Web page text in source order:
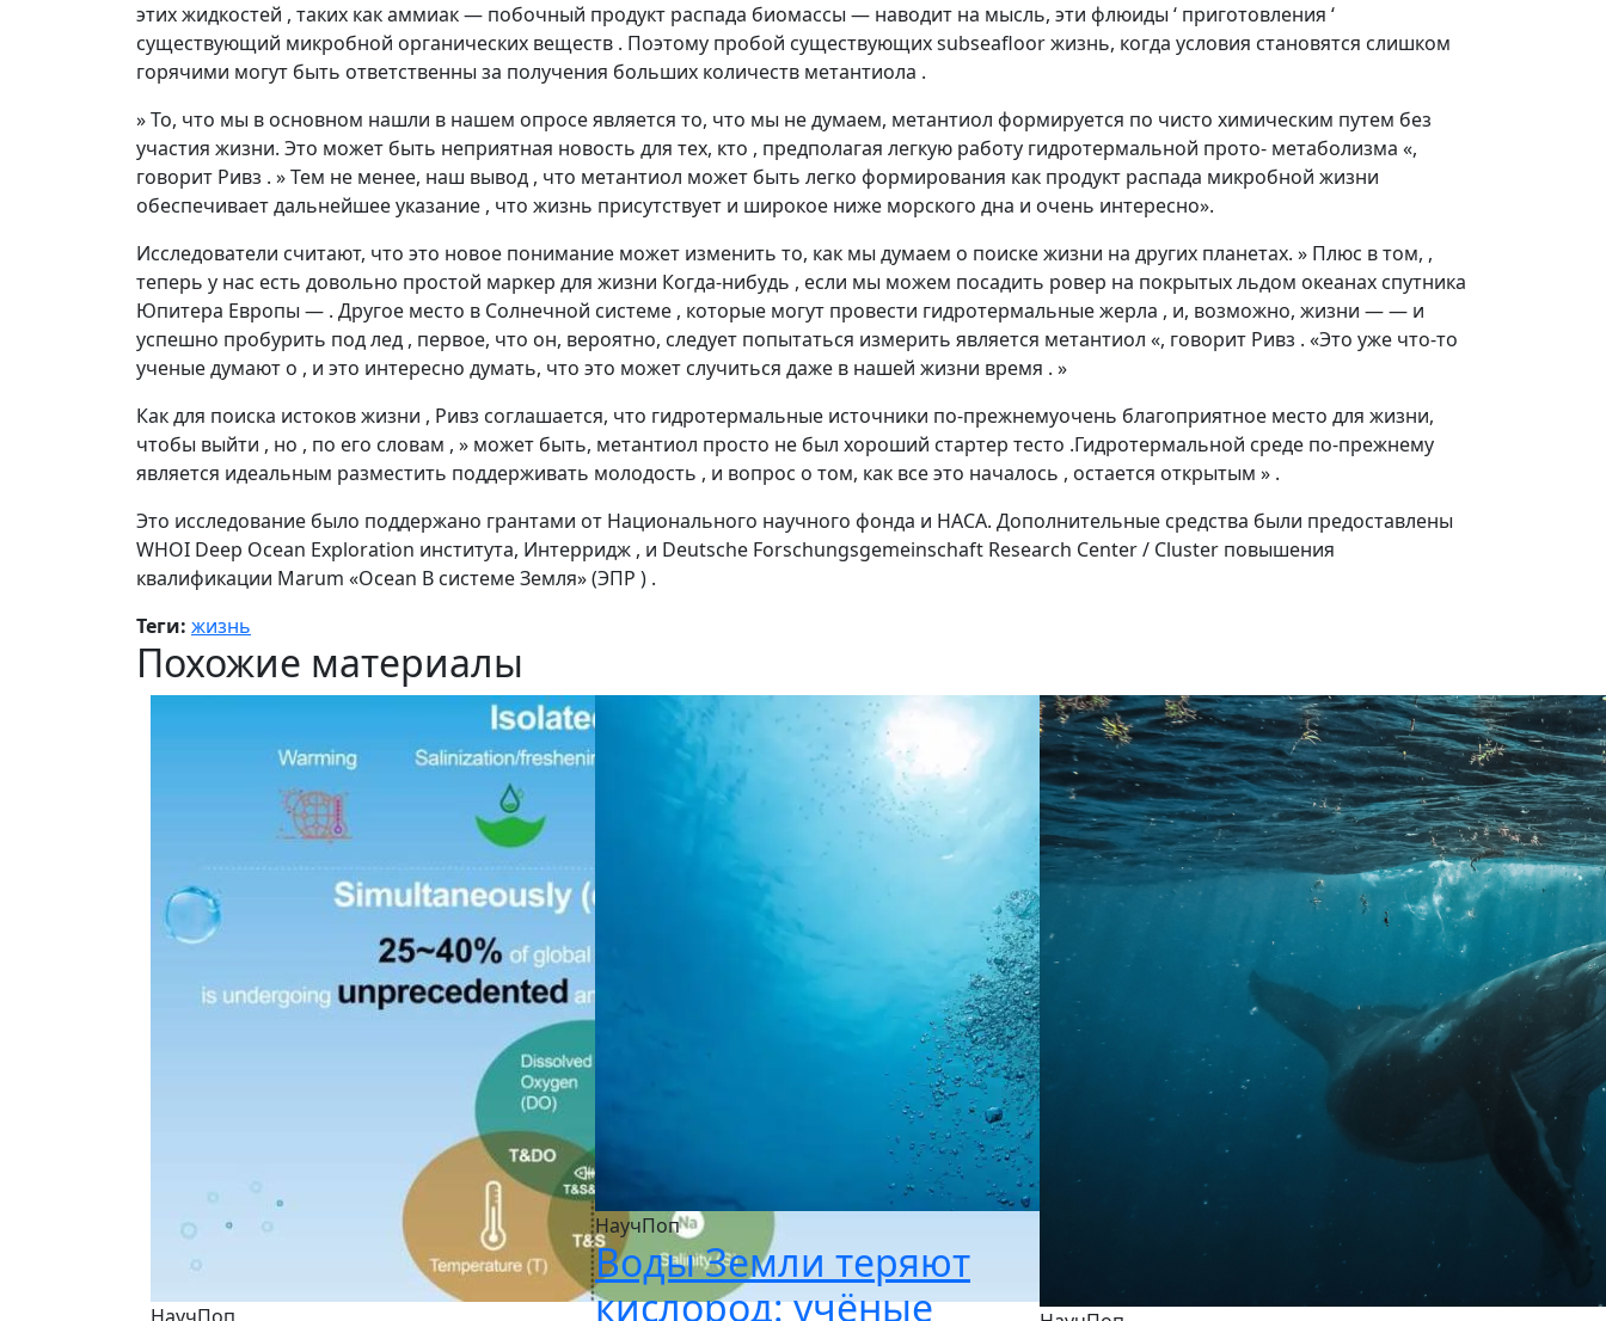
этих жидкостей , таких как аммиак — побочный продукт распада биомассы — наводит на мысль, эти флюиды ‘ приготовления ‘
существующий микробной органических веществ . Поэтому пробой существующих subseafloor жизнь, когда условия становятся слишком
горячими могут быть ответственны за получения больших количеств метантиола .
» То, что мы в основном нашли в нашем опросе является то, что мы не думаем, метантиол формируется по чисто химическим путем без
участия жизни. Это может быть неприятная новость для тех, кто , предполагая легкую работу гидротермальной прото- метаболизма «,
говорит Ривз . » Тем не менее, наш вывод , что метантиол может быть легко формирования как продукт распада микробной жизни
обеспечивает дальнейшее указание , что жизнь присутствует и широкое ниже морского дна и очень интересно».
Исследователи считают, что это новое понимание может изменить то, как мы думаем о поиске жизни на других планетах. » Плюс в том, ,
теперь у нас есть довольно простой маркер для жизни Когда-нибудь , если мы можем посадить ровер на покрытых льдом океанах спутника
Юпитера Европы — . Другое место в Солнечной системе , которые могут провести гидротермальные жерла , и, возможно, жизни — — и
успешно пробурить под лед , первое, что он, вероятно, следует попытаться измерить является метантиол «, говорит Ривз . «Это уже что-то
ученые думают о , и это интересно думать, что это может случиться даже в нашей жизни время . »
Как для поиска истоков жизни , Ривз соглашается, что гидротермальные источники по-прежнемуочень благоприятное место для жизни,
чтобы выйти , но , по его словам , » может быть, метантиол просто не был хороший стартер тесто .Гидротермальной среде по-прежнему
является идеальным разместить поддерживать молодость , и вопрос о том, как все это началось , остается открытым » .
Это исследование было поддержано грантами от Национального научного фонда и НАСА. Дополнительные средства были предоставлены
WHOI Deep Ocean Exploration института, Интерридж , и Deutsche Forschungsgemeinschaft Research Center / Cluster повышения
квалификации Marum «Ocean В системе Земля» (ЭПР ) .
Теги: жизнь
Похожие материалы
НаучПоп
Воды Земли теряют
кислород: учёные